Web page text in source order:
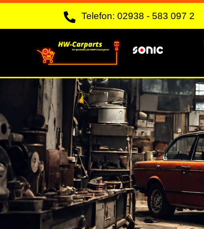
Skip
content
Telefon: 02938 - 583 097 2